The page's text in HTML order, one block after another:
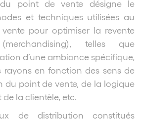
du point de vente désigne le
et techniques utilisées au
pour optimiser la revente
telles que
d’une ambiance spécifique,
rayons en fonction des sens de
du point de vente, de la logique
la clientèle, etc.
de distribution constitués